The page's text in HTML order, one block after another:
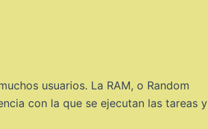
usuarios. La RAM, o Random
con la que se ejecutan las tareas y